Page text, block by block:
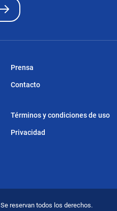
Prensa
Contacto
Términos y condiciones de uso
Privacidad
reservan todos los derechos.